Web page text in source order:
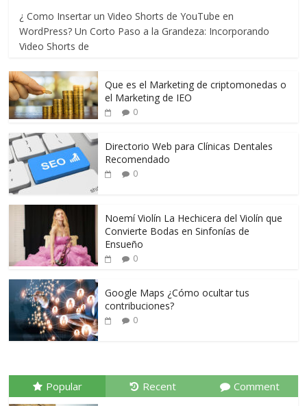
¿ Como Insertar un Video Shorts de YouTube en
WordPress? Un Corto Paso a la Grandeza: Incorporando
Video Shorts de
Que es el Marketing de criptomonedas o
el Marketing de IEO
0
Directorio Web para Clínicas Dentales
Recomendado
0
Noemí Violín La Hechicera del Violín que
Convierte Bodas en Sinfonías de
Ensueño
0
Google Maps ¿Cómo ocultar tus
contribuciones?
0
Popular Recent Comment